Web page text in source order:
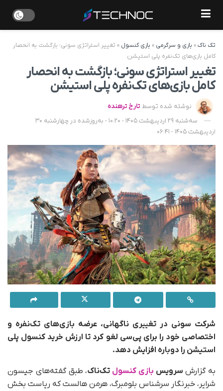
تک ناک» بازی و سرگرمی » بازی کنسول » تغییر استراتژی سونی؛ بازگشت به انحصار
کامل بازی‌های تک‌نفره پلی استیشن
تغییر استراتژی سونی؛ بازگشت به انحصار
کامل بازی‌های تک‌نفره پلی استیشن
نوشته شده توسط تارخ ترهنده
سه‌شنبه 29 اردیبهشت 1405 - 10:20 - به‌روزشده در چهارشنبه 30
اردیبهشت 1405 - 06:41
شرکت سونی در تغییری ناگهانی، عرضه بازی‌های تک‌نفره و
اختصاصی خود را برای پی‌سی لغو کرد تا ارزش خرید کنسول پلی
استیشن را دوباره افزایش دهد.
به گزارش سرویس بازی کنسول تک‌ناک، طبق گفته‌های جیسون
شرایر، خبرنگار سرشناس بلومبرگ، هرمن هالست که ریاست بخش